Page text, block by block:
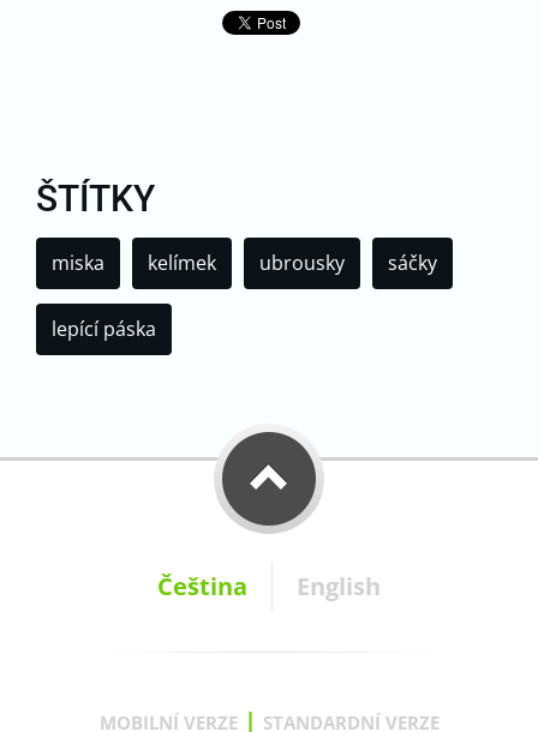
ŠTÍTKY
miska kelímek ubrousky sáčky
lepící páska
Čeština English
MOBILNÍ VERZE | STANDARDNÍ VERZE